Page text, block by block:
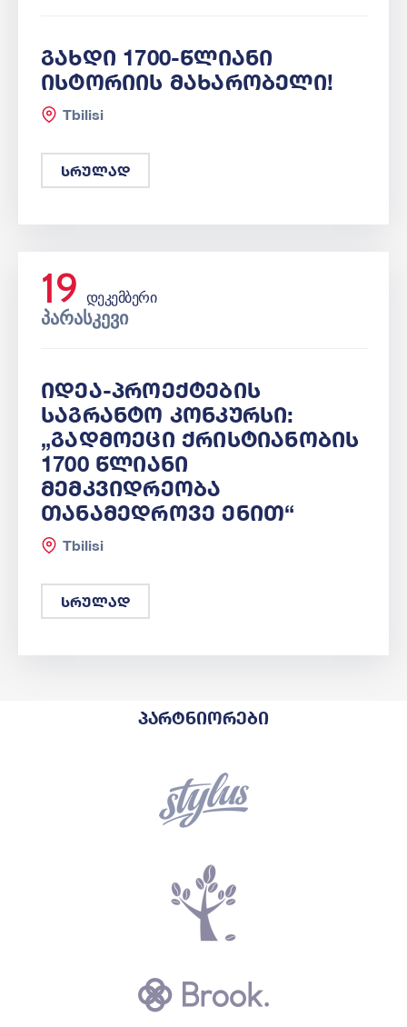
Გახდი 1700-Წლიანი
Ისტორიის Მახარობელი!
Tbilisi
სრულად
19 ᲓᲔᲙᲔᲛᲑᲔᲠᲘ
ᲞᲐᲠᲐᲡᲙᲔᲕᲘ
Იდეა-Პროექტების
Საგრანტო Კონკურსი:
„გადმოეცი Ქრისტიანობის
1700 Წლიანი
Მემკვიდრეობა
Თანამედროვე Ენით“
Tbilisi
სრულად
პარტნიორები